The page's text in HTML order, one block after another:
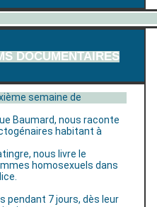
DOCUMENTAIRES
semaine de
Baumard, nous raconte
habitant à
nous livre le
homosexuels dans
pendant 7 jours, dès leur